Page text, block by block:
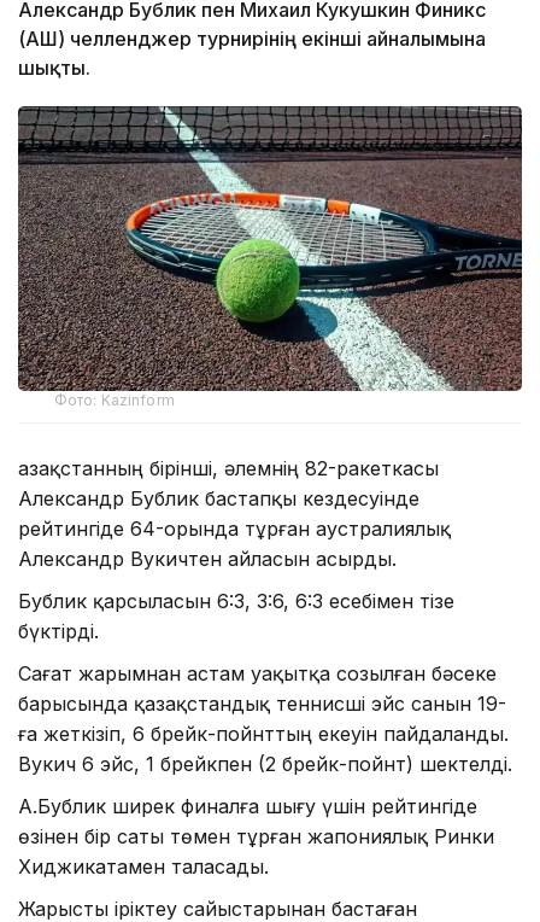
Александр Бублик пен Михаил Кукушкин Финикс
(АҚШ) челленджер турнирінің екінші айналымына
шықты.
Фото: Kazinform
Қазақстанның бірінші, әлемнің 82-ракеткасы
Александр Бублик бастапқы кездесуінде
рейтингіде 64-орында тұрған аустралиялық
Александр Вукичтен айласын асырды.
Бублик қарсыласын 6:3, 3:6, 6:3 есебімен тізе
бүктірді.
Сағат жарымнан астам уақытқа созылған бәсеке
барысында қазақстандық теннисші эйс санын 19-
ға жеткізіп, 6 брейк-пойнттың екеуін пайдаланды.
Вукич 6 эйс, 1 брейкпен (2 брейк-пойнт) шектелді.
А.Бублик ширек финалға шығу үшін рейтингіде
өзінен бір саты төмен тұрған жапониялық Ринки
Хиджикатамен таласады.
Жарысты іріктеу сайыстарынан бастаған